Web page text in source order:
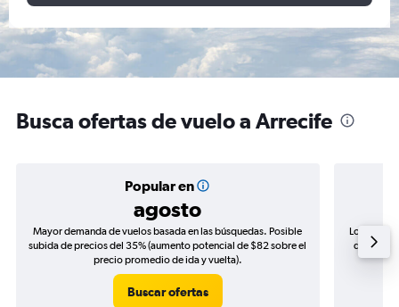
Busca ofertas de vuelo a Arrecife
Popular en
agosto
Mayor demanda de vuelos basada en las búsquedas. Posible
subida de precios del 35% (aumento potencial de $82 sobre el
precio promedio de ida y vuelta).
Buscar ofertas
Los
de